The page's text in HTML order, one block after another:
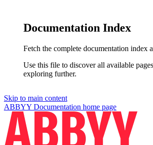
Documentation Index
Fetch the complete documentation index
Use this file to discover all available
exploring further.
Skip to main content
ABBYY Documentation home page